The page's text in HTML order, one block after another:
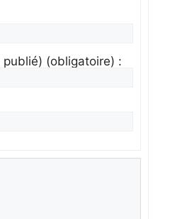
(obligatoire) :